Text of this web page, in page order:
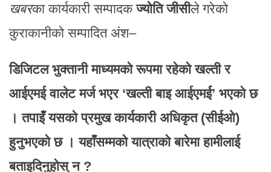
खबरका कार्यकारी सम्पादकज्योति जीसीले गरेको
कुराकानीको सम्पादित अंश–
डिजिटल भुक्तानी माध्यमको रूपमा रहेको खल्ती र
आईएमई वालेट मर्ज भएर ‘खल्ती बाइ आईएमर्ई’ भएको छ
। तपाइँ यसको प्रमुख कार्यकारी अधिकृत (सीईओ)
हुनुभएको छ । यहाँसम्मको यात्राको बारेमा हामीलाई
बताइदिनुहोस् न ?